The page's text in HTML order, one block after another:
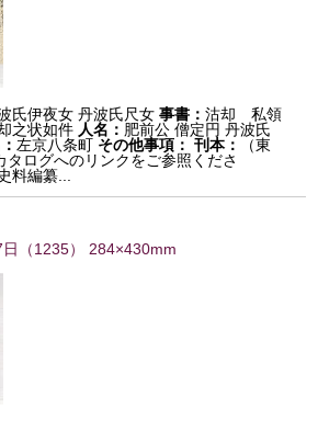
氏伊夜女 丹波氏尺女 事書：沽却 私領
之状如件 人名： 肥前公 僧定円 丹波氏
左京八条町 その他事項： 刊本：
（東
タログへのリンクをご参照くださ
料編纂...
（1235） 284×430mm